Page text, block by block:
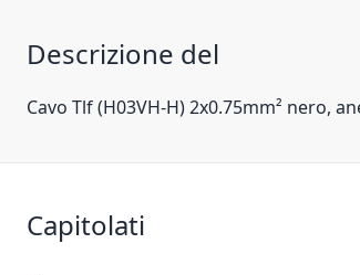
Descrizione del
Cavo Tlf (H03VH-H) 2x0.75mm² nero,
Capitolati